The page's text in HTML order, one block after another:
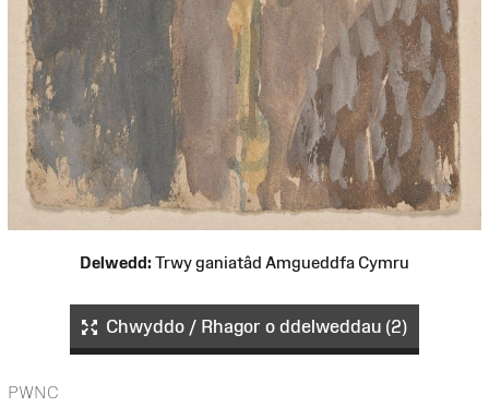
Delwedd: Trwy ganiatâd Amgueddfa Cymru
Chwyddo / Rhagor o ddelweddau (2)
PWNC